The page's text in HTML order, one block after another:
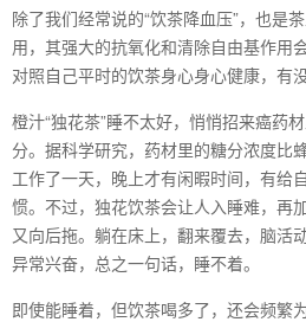
除了我们经常说的“饮茶降血压”，也是
用，其强大的抗氧化和清除自由基作用
对照自己平时的饮茶身心身心健康，有
橙汁“独花茶”睡不太好，悄悄招来癌药
分。据科学研究，药材里的糖分浓度比
工作了一天，晚上才有闲暇时间，有给
惯。不过，独花饮茶会让人入睡难，再
又向后拖。躺在床上，翻来覆去，脑活
异常兴奋，总之一句话，睡不着。
即使能睡着，但饮茶喝多了，还会频繁